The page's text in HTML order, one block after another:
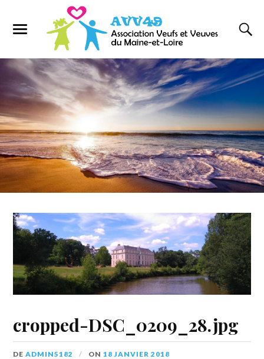
cropped-DSC_0209_28.jpg
DEADMIN5182 ON18 JANVIER 2018